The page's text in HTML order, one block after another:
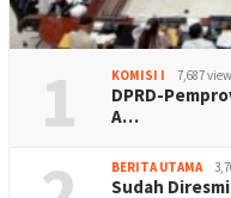
1 KOMISI I 7,687
DPRD-
A…
BERITA UTAMA
Sudah